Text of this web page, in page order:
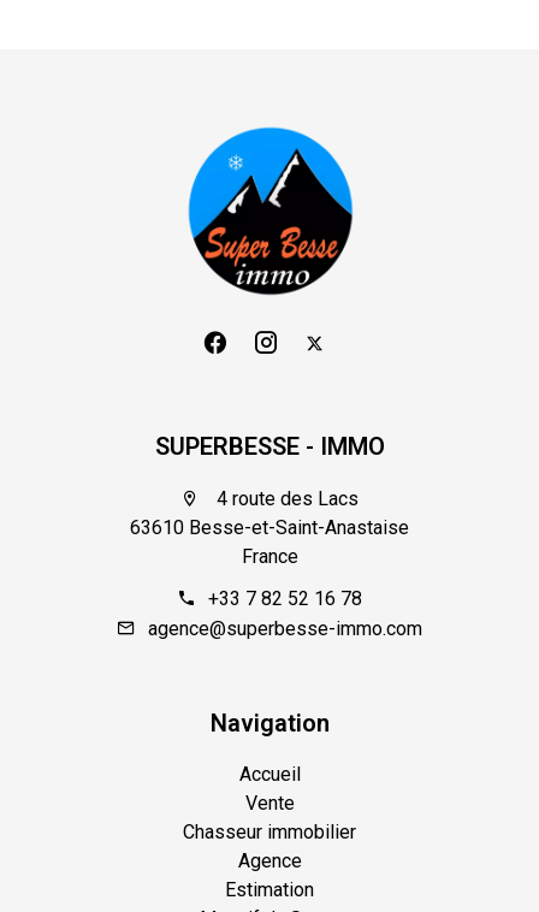
SUPERBESSE - IMMO
4 route des Lacs
63610 Besse-et-Saint-Anastaise
France
+33 7 82 52 16 78
agence@superbesse-immo.com
Navigation
Accueil
Vente
Chasseur immobilier
Agence
Estimation